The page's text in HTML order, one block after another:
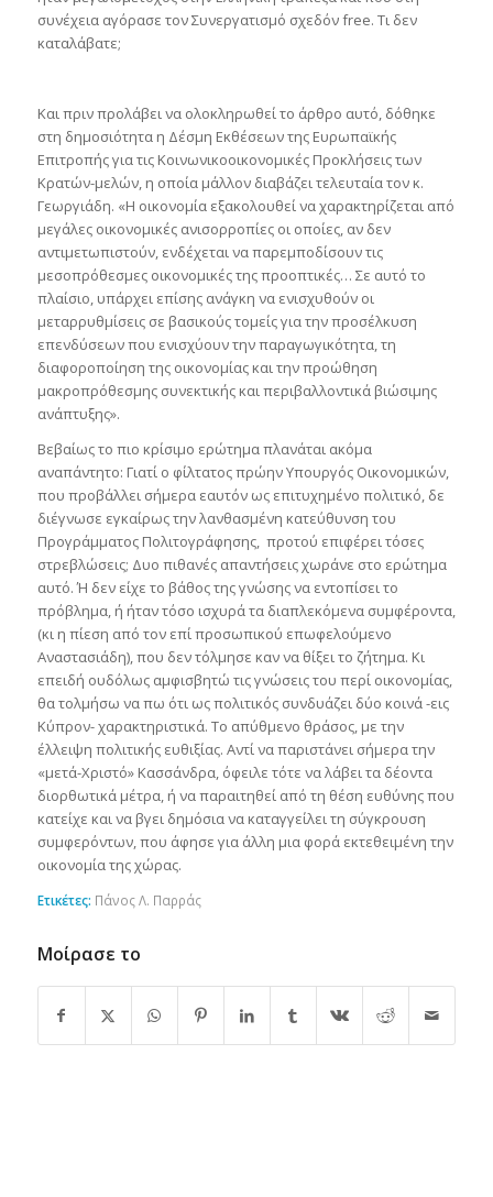
συνέχεια αγόρασε τον Συνεργατισμό σχεδόν free. Τι δεν
καταλάβατε;
Και πριν προλάβει να ολοκληρωθεί το άρθρο αυτό, δόθηκε
στη δημοσιότητα η Δέσμη Εκθέσεων της Ευρωπαϊκής
Επιτροπής για τις Κοινωνικοοικονομικές Προκλήσεις των
Κρατών-μελών, η οποία μάλλον διαβάζει τελευταία τον κ.
Γεωργιάδη. «Η οικονομία εξακολουθεί να χαρακτηρίζεται από
μεγάλες οικονομικές ανισορροπίες οι οποίες, αν δεν
αντιμετωπιστούν, ενδέχεται να παρεμποδίσουν τις
μεσοπρόθεσμες οικονομικές της προοπτικές… Σε αυτό το
πλαίσιο, υπάρχει επίσης ανάγκη να ενισχυθούν οι
μεταρρυθμίσεις σε βασικούς τομείς για την προσέλκυση
επενδύσεων που ενισχύουν την παραγωγικότητα, τη
διαφοροποίηση της οικονομίας και την προώθηση
μακροπρόθεσμης συνεκτικής και περιβαλλοντικά βιώσιμης
ανάπτυξης».
Βεβαίως το πιο κρίσιμο ερώτημα πλανάται ακόμα
αναπάντητο: Γιατί ο φίλτατος πρώην Υπουργός Οικονομικών,
που προβάλλει σήμερα εαυτόν ως επιτυχημένο πολιτικό, δε
διέγνωσε εγκαίρως την λανθασμένη κατεύθυνση του
Προγράμματος Πολιτογράφησης, προτού επιφέρει τόσες
στρεβλώσεις; Δυο πιθανές απαντήσεις χωράνε στο ερώτημα
αυτό. Ή δεν είχε το βάθος της γνώσης να εντοπίσει το
πρόβλημα, ή ήταν τόσο ισχυρά τα διαπλεκόμενα συμφέροντα,
(κι η πίεση από τον επί προσωπικού επωφελούμενο
Αναστασιάδη), που δεν τόλμησε καν να θίξει το ζήτημα. Κι
επειδή ουδόλως αμφισβητώ τις γνώσεις του περί οικονομίας,
θα τολμήσω να πω ότι ως πολιτικός συνδυάζει δύο κοινά -εις
Κύπρον- χαρακτηριστικά. Το απύθμενο θράσος, με την
έλλειψη πολιτικής ευθιξίας. Αντί να παριστάνει σήμερα την
«μετά-Χριστό» Κασσάνδρα, όφειλε τότε να λάβει τα δέοντα
διορθωτικά μέτρα, ή να παραιτηθεί από τη θέση ευθύνης που
κατείχε και να βγει δημόσια να καταγγείλει τη σύγκρουση
συμφερόντων, που άφησε για άλλη μια φορά εκτεθειμένη την
οικονομία της χώρας.
Ετικέτες: Πάνος Λ. Παρράς
Μοίρασε το